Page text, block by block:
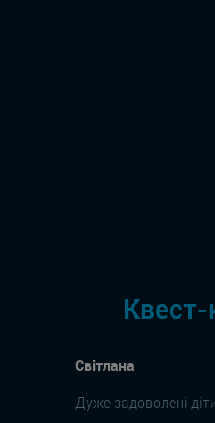
Світлана
Дуже задоволені